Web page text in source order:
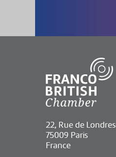
22, Rue de Londres
75009 Paris
France